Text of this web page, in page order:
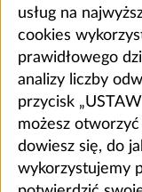
usług na
cookies
prawidłowego
analizy liczby
przycisk
możesz
dowiesz się, do
wykorzystujemy